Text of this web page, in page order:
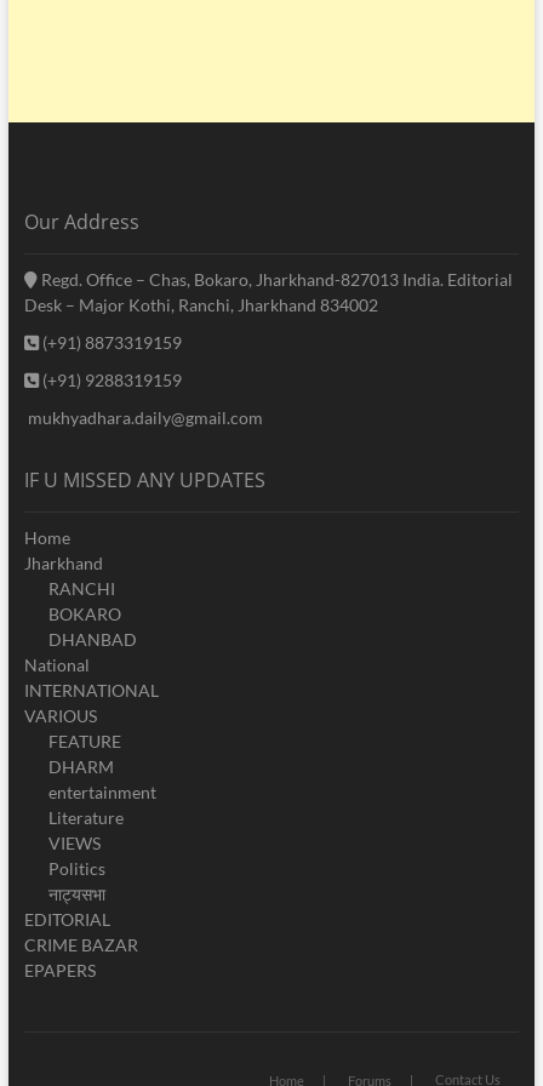
Our Address
Regd. Office – Chas, Bokaro, Jharkhand-827013 India. Editorial
Desk – Major Kothi, Ranchi, Jharkhand 834002
(+91) 8873319159
(+91) 9288319159
mukhyadhara.daily@gmail.com
IF U MISSED ANY UPDATES
Home
Jharkhand
RANCHI
BOKARO
DHANBAD
National
INTERNATIONAL
VARIOUS
FEATURE
DHARM
entertainment
Literature
VIEWS
Politics
नाट्यसभा
EDITORIAL
CRIME BAZAR
EPAPERS
Home Forums Contact Us